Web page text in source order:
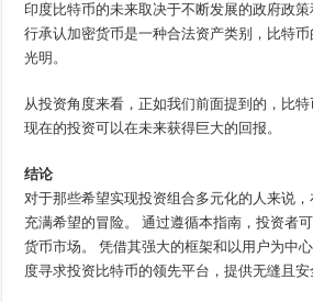
印度比特币的未来取决于不断发展的政府政
行承认加密货币是一种合法资产类别，比特
光明。
从投资角度来看，正如我们前面提到的，比特
现在的投资可以在未来获得巨大的回报。
结论
对于那些希望实现投资组合多元化的人来说
充满希望的冒险。 通过遵循本指南，投资者
货币市场。 凭借其强大的框架和以用户为中
度寻求投资比特币的领先平台，提供无缝且安